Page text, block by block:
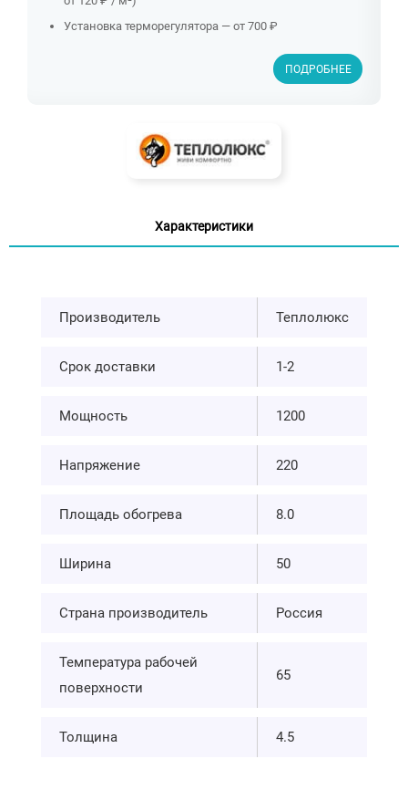
Установка терморегулятора — от 700 ₽
ПОДРОБНЕЕ
Характеристики
Производитель Теплолюкс
Срок доставки 1-2
Мощность 1200
Напряжение 220
Площадь обогрева 8.0
Ширина 50
Страна производитель Россия
Температура рабочей
поверхности
65
Толщина 4.5